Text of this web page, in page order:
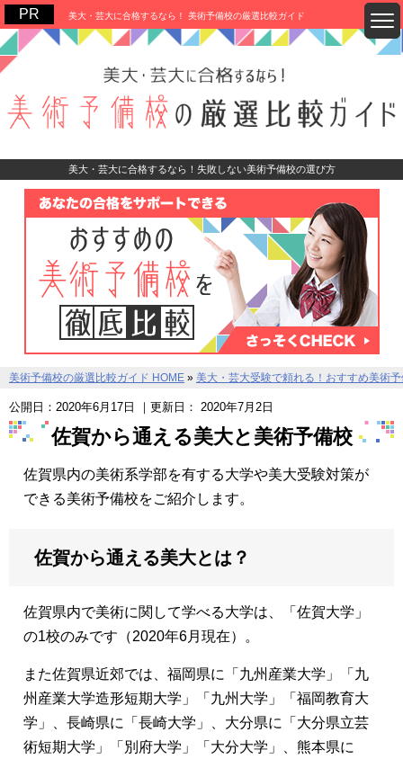
美大・芸大に合格するなら！ 美術予備校の厳選比較ガイド
美大・芸大に合格するなら！失敗しない美術予備校の選び方
美術予備校の厳選比較ガイド HOME » 美大・芸大受験で頼れる！おすすめ美術
公開日： 2020年6月17日 ｜更新日： 2020年7月2日
佐賀から通える美大と美術予備校
佐賀県内の美術系学部を有する大学や美大受験対策が
できる美術予備校をご紹介します。
佐賀から通える美大とは？
佐賀県内で美術に関して学べる大学は、「佐賀大学」
の1校のみです（2020年6月現在）。
また佐賀県近郊では、福岡県に「九州産業大学」「九
州産業大学造形短期大学」「九州大学」「福岡教育大
学」、長崎県に「長崎大学」、大分県に「大分県立芸
術短期大学」「別府大学」「大分大学」、熊本県に